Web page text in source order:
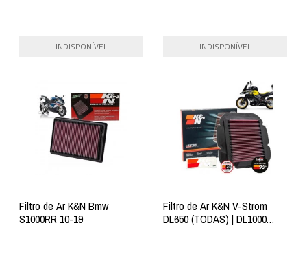
INDISPONÍVEL INDISPONÍVEL
Filtro de Ar K&N Bmw
S1000RR 10-19
Filtro de Ar K&N V-Strom
DL650 (TODAS) | DL1000